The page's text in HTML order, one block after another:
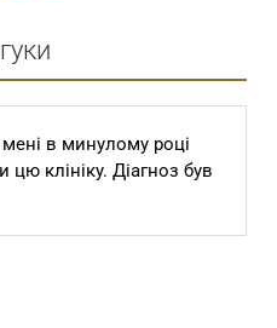
в минулому році
цю клініку. Діагноз був